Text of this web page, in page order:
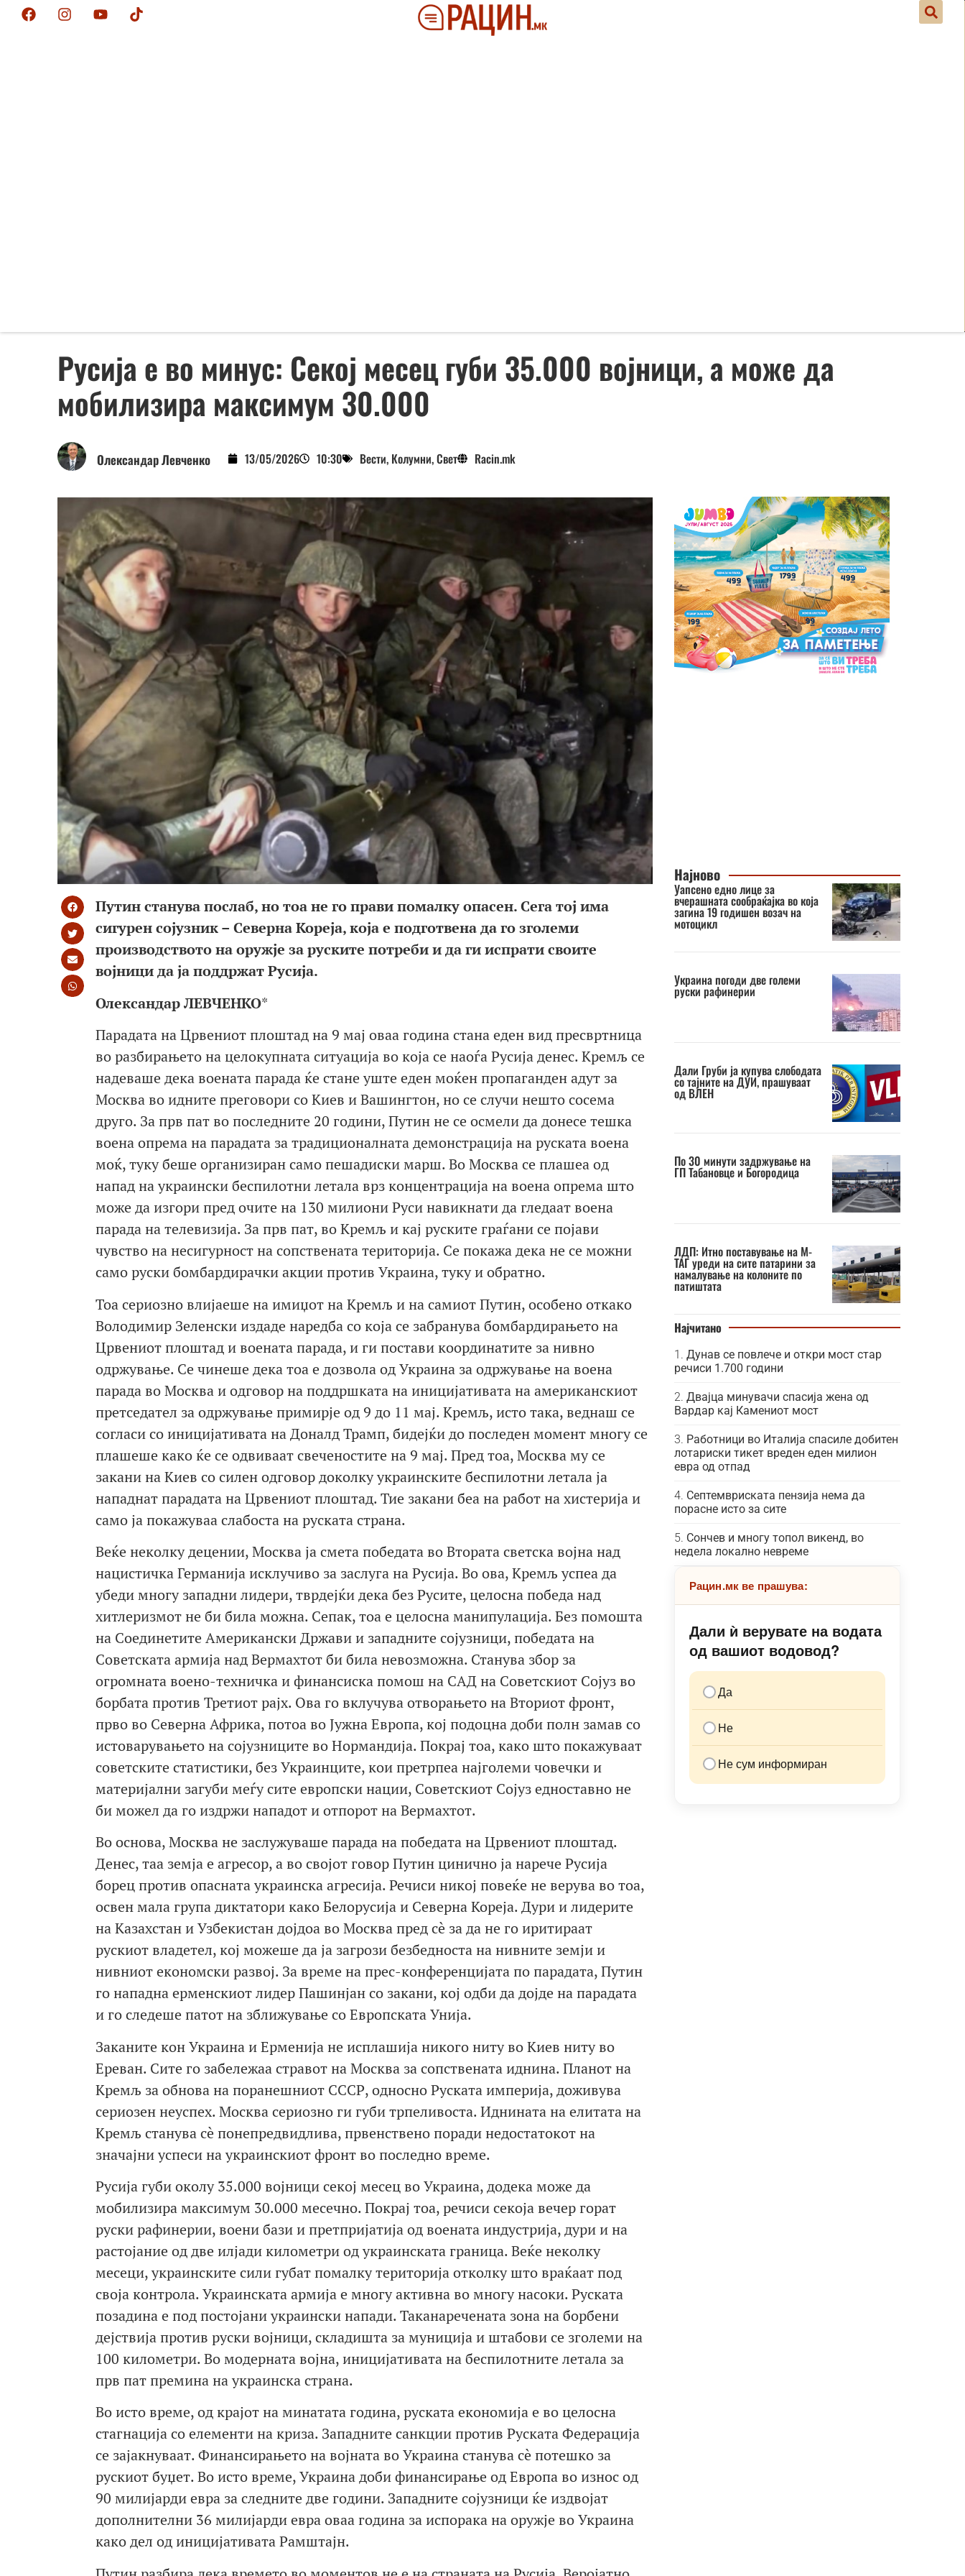
Русија е во минус: Секој месец губи 35.000 војници, а може да
мобилизира максимум 30.000
Олександар Левченко 13/05/2026 10:30 Вести, Колумни,Свет Racin.mk
Путин станува послаб, но тоа не го прави помалку опасен. Сега тој има
сигурен сојузник – Северна Кореја, која е подготвена да го зголеми
производството на оружје за руските потреби и да ги испрати своите
војници да ја поддржат Русија.
Олександар ЛЕВЧЕНКО*
Парадата на Црвениот плоштад на 9 мај оваа година стана еден вид пресвртница
во разбирањето на целокупната ситуација во која се наоѓа Русија денес. Кремљ се
надеваше дека воената парада ќе стане уште еден моќен пропаганден адут за
Москва во идните преговори со Киев и Вашингтон, но се случи нешто сосема
друго. За прв пат во последните 20 години, Путин не се осмели да донесе тешка
воена опрема на парадата за традиционалната демонстрација на руската воена
моќ, туку беше организиран само пешадиски марш. Во Москва се плашеа од
напад на украински беспилотни летала врз концентрација на воена опрема што
може да изгори пред очите на 130 милиони Руси навикнати да гледаат воена
парада на телевизија. За прв пат, во Кремљ и кај руските граѓани се појави
чувство на несигурност на сопствената територија. Се покажа дека не се можни
само руски бомбардирачки акции против Украина, туку и обратно.
Тоа сериозно влијаеше на имиџот на Кремљ и на самиот Путин, особено откако
Володимир Зеленски издаде наредба со која се забранува бомбардирањето на
Црвениот плоштад и воената парада, и ги постави координатите за нивно
одржување. Се чинеше дека тоа е дозвола од Украина за одржување на воена
парада во Москва и одговор на поддршката на иницијативата на американскиот
претседател за одржување примирје од 9 до 11 мај. Кремљ, исто така, веднаш се
согласи со иницијативата на Доналд Трамп, бидејќи до последен момент многу се
плашеше како ќе се одвиваат свеченостите на 9 мај. Пред тоа, Москва му се
закани на Киев со силен одговор доколку украинските беспилотни летала ја
нападнат парадата на Црвениот плоштад. Тие закани беа на работ на хистерија и
само ја покажуваа слабоста на руската страна.
Веќе неколку децении, Москва ја смета победата во Втората светска војна над
нацистичка Германија исклучиво за заслуга на Русија. Во ова, Кремљ успеа да
убеди многу западни лидери, тврдејќи дека без Русите, целосна победа над
хитлеризмот не би била можна. Сепак, тоа е целосна манипулација. Без помошта
на Соединетите Американски Држави и западните сојузници, победата на
Советската армија над Вермахтот би била невозможна. Станува збор за
огромната воено-техничка и финансиска помош на САД на Советскиот Сојуз во
борбата против Третиот рајх. Ова го вклучува отворањето на Вториот фронт,
прво во Северна Африка, потоа во Јужна Европа, кој подоцна доби полн замав со
истоварувањето на сојузниците во Нормандија. Покрај тоа, како што покажуваат
советските статистики, без Украинците, кои претрпеа најголеми човечки и
материјални загуби меѓу сите европски нации, Советскиот Сојуз едноставно не
би можел да го издржи нападот и отпорот на Вермахтот.
Во основа, Москва не заслужуваше парада на победата на Црвениот плоштад.
Денес, таа земја е агресор, а во својот говор Путин цинично ја нарече Русија
борец против опасната украинска агресија. Речиси никој повеќе не верува во тоа,
освен мала група диктатори како Белорусија и Северна Кореја. Дури и лидерите
на Казахстан и Узбекистан дојдоа во Москва пред сè за да не го иритираат
рускиот владетел, кој можеше да ја загрози безбедноста на нивните земји и
нивниот економски развој. За време на прес-конференцијата по парадата, Путин
го нападна ерменскиот лидер Пашинјан со закани, кој одби да дојде на парадата
и го следеше патот на зближување со Европската Унија.
Заканите кон Украина и Ерменија не исплашија никого ниту во Киев ниту во
Ереван. Сите го забележаа стравот на Москва за сопствената иднина. Планот на
Кремљ за обнова на поранешниот СССР, односно Руската империја, доживува
сериозен неуспех. Москва сериозно ги губи трпеливоста. Иднината на елитата на
Кремљ станува сè понепредвидлива, првенствено поради недостатокот на
значајни успеси на украинскиот фронт во последно време.
Русија губи околу 35.000 војници секој месец во Украина, додека може да
мобилизира максимум 30.000 месечно. Покрај тоа, речиси секоја вечер горат
руски рафинерии, воени бази и претпријатија од воената индустрија, дури и на
растојание од две илјади километри од украинската граница. Веќе неколку
месеци, украинските сили губат помалку територија отколку што враќаат под
своја контрола. Украинската армија е многу активна во многу насоки. Руската
позадина е под постојани украински напади. Таканаречената зона на борбени
дејствија против руски војници, складишта за муниција и штабови се зголеми на
100 километри. Во модерната војна, иницијативата на беспилотните летала за
прв пат премина на украинска страна.
Во исто време, од крајот на минатата година, руската економија е во целосна
стагнација со елементи на криза. Западните санкции против Руската Федерација
се зајакнуваат. Финансирањето на војната во Украина станува сè потешко за
рускиот буџет. Во исто време, Украина доби финансирање од Европа во износ од
90 милијарди евра за следните две години. Западните сојузници ќе издвојат
дополнителни 36 милијарди евра оваа година за испорака на оружје во Украина
како дел од иницијативата Рамштајн.
Најново
Уапсено едно лице за
вчерашната сообраќајка во која
загина 19 годишен возач на
мотоцикл
Украина погоди две големи
руски рафинерии
Дали Груби ја купува слободата
со тајните на ДУИ, прашуваат
од ВЛЕН
По 30 минути задржување на
ГП Табановце и Богородица
ЛДП: Итно поставување на М-
ТАГ уреди на сите патарини за
намалување на колоните по
патиштата
Најчитано
Дунав се повлече и откри мост стар
речиси 1.700 години
Двајца минувачи спасија жена од
Вардар кај Камениот мост
Работници во Италија спасиле добитен
лотариски тикет вреден еден милион
евра од отпад
Септемвриската пензија нема да
порасне исто за сите
Сончев и многу топол викенд, во
недела локално невреме
Рацин.мк ве прашува:
Дали ѝ верувате на водата
од вашиот водовод?
Да
Не
Не сум информиран